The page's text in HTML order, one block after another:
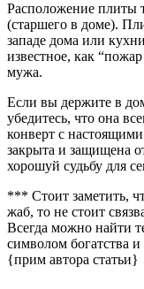
Расположение плиты
(старшего в доме).
западе дома или
известное, как
мужа.
Если вы держите в
убедитесь, что она
конверт с
закрыта и защищена
хорошуй судьбу для
*** Стоит заметить,
жаб, то не стоит
Всегда можно найти
символом богатства
{прим автора статьи}